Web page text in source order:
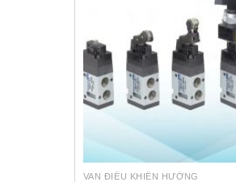
VAN ĐIỀU KHIỂN HƯỚNG